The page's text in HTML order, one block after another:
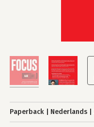
Paperback Nederlands